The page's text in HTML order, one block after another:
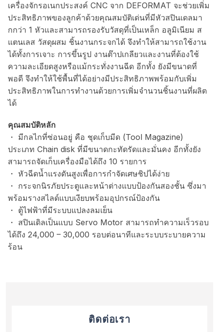
เครื่องจักรอเนกประสงค์ CNC จาก DEFORMAT จะช่วยเพิ่ม
ประสิทธิภาพของลูกค้าด้วยคุณสมบัติเด่นที่มีหัวสปินเดลมา
กกว่า 1 หัวและสามารถรองรับวัสดุที่เป็นเหล็ก อลูมิเนียม ส
แตนเลส วัสดุผสม ชิ้นงานกระจกได้ จึงทำให้สามารถใช้งาน
ได้ทั้งการเจาะ การขึ้นรูป งานต๊าปเกลียวและงานที่ต้องใช้
ความละเอียดสูงหรือแม้กระทั่งงานฉีด อีกทั้ง ยังมีขนาดที่
พอดี จึงทำให้ใช้พื้นที่ได้อย่างมีประสิทธิภาพพร้อมกับเพิ่ม
ประสิทธิภาพในการทำงานด้วยการเพิ่มจำนวนชิ้นงานที่ผลิต
ได้
คุณสมบัติหลัก
・ มีกลไกที่ซ่อนอยู่ คือ ชุดเก็บมีด (Tool Magazine)
ประเภท Chain disk ที่มีขนาดกะทัดรัดและมั่นคง อีกทั้งยัง
สามารถจัดเก็บเครื่องมือได้ถึง 10 รายการ
・ หัวฉีดน้ำแรงดันสูงเพื่อการกำจัดเศษชิปได้ง่าย
・ กระจกนิรภัยประตูและหน้าต่างแบบป้องกันสองชั้น ซึ่งมา
พร้อมรางสไลด์แบบเงียบพร้อมอุปกรณ์ป้องกัน
・ ตู้ไฟฟ้าที่มีระบบแปลงลมเย็น
・ สปินเดิลเป็นแบบ Servo Motor สามารถทำความเร็วรอบ
ได้ถึง 24,000 – 30,000 รอบต่อนาทีและระบบระบายความ
ร้อน
ติดต่อเรา